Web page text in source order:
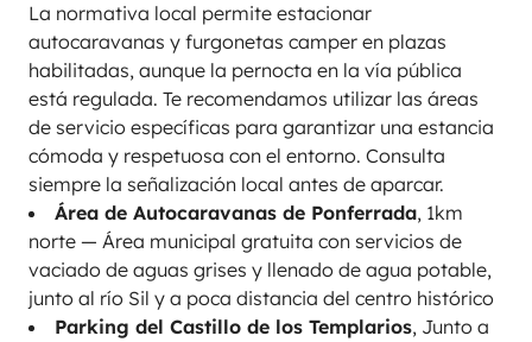
La normativa local permite estacionar
autocaravanas y furgonetas camper en plazas
habilitadas, aunque la pernocta en la vía pública
está regulada. Te recomendamos utilizar las áreas
de servicio específicas para garantizar una estancia
cómoda y respetuosa con el entorno. Consulta
siempre la señalización local antes de aparcar.
Área de Autocaravanas de Ponferrada, 1km
norte — Área municipal gratuita con servicios de
vaciado de aguas grises y llenado de agua potable,
junto al río Sil y a poca distancia del centro histórico
Parking del Castillo de los Templarios, Junto a